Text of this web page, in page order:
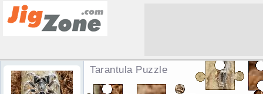
Tarantula Puzzle